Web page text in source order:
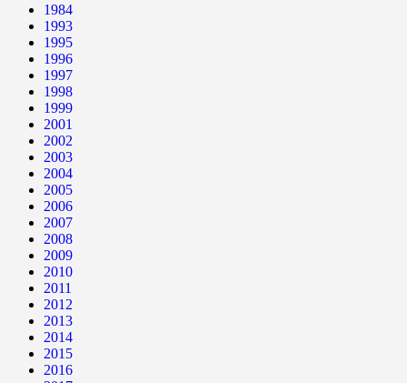
1984
1993
1995
1996
1997
1998
1999
2001
2002
2003
2004
2005
2006
2007
2008
2009
2010
2011
2012
2013
2014
2015
2016